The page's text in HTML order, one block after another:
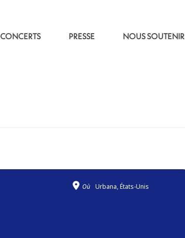
CONCERTS PRESSE NOUS SOUTENIR
Où Urbana, États-Unis